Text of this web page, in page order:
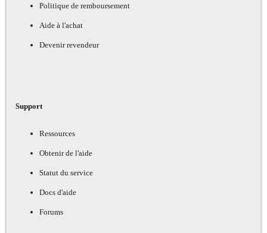
Politique de remboursement
Aide à l'achat
Devenir revendeur
Support
Ressources
Obtenir de l'aide
Statut du service
Docs d'aide
Forums